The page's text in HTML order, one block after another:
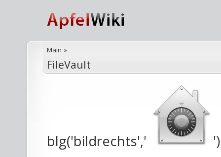
Main »
FileVault
blg('bildrechts',' ')